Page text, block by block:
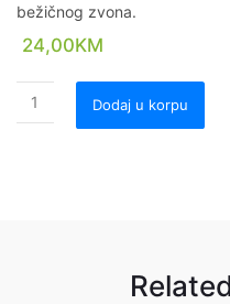
bežičnog zvona.
24,00KM
Dodaj u korpu